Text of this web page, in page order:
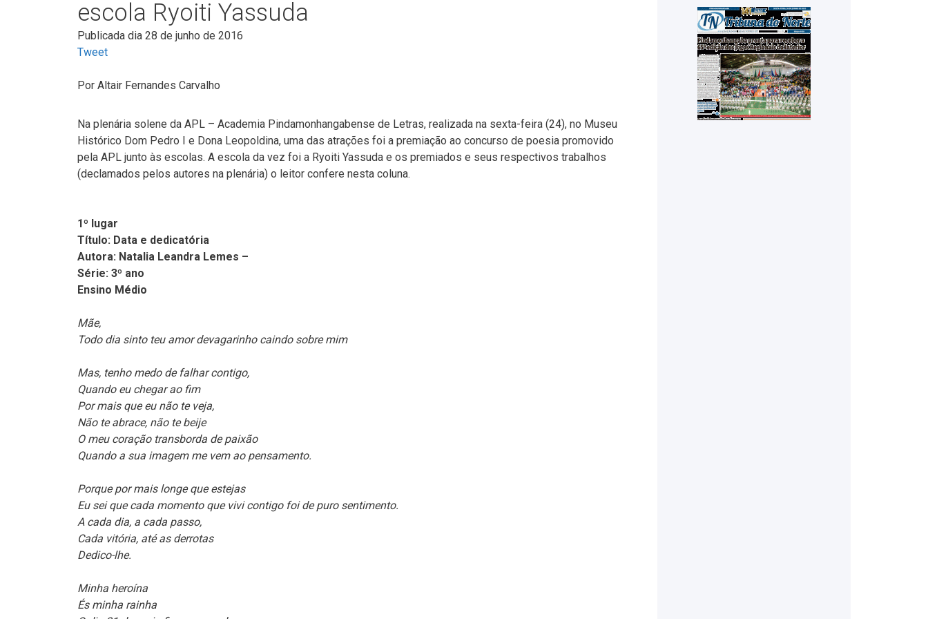
escola Ryoiti Yassuda
Publicada dia 28 de junho de 2016
Tweet
Por Altair Fernandes Carvalho
Na plenária solene da APL – Academia Pindamonhangabense de Letras, realizada na sexta-feira (24), no Museu
Histórico Dom Pedro I e Dona Leopoldina, uma das atrações foi a premiação ao concurso de poesia promovido
pela APL junto às escolas. A escola da vez foi a Ryoiti Yassuda e os premiados e seus respectivos trabalhos
(declamados pelos autores na plenária) o leitor confere nesta coluna.
1º lugar
Título: Data e dedicatória
Autora: Natalia Leandra Lemes –
Série: 3º ano
Ensino Médio
Mãe,
Todo dia sinto teu amor devagarinho caindo sobre mim
Mas, tenho medo de falhar contigo,
Quando eu chegar ao fim
Por mais que eu não te veja,
Não te abrace, não te beije
O meu coração transborda de paixão
Quando a sua imagem me vem ao pensamento.
Porque por mais longe que estejas
Eu sei que cada momento que vivi contigo foi de puro sentimento.
A cada dia, a cada passo,
Cada vitória, até as derrotas
Dedico-lhe.
Minha heroína
És minha rainha